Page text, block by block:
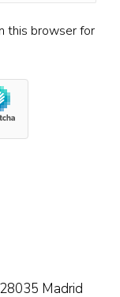
this browser for
Madrid